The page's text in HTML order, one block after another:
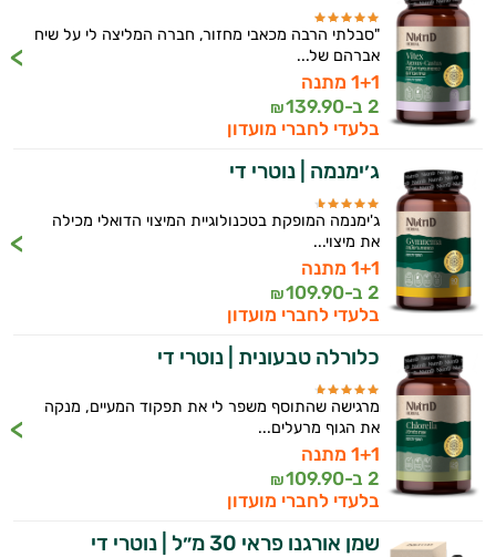
"סבלתי הרבה מכאבי מחזור, חברה המליצה לי על שיח
אברהם של...
1+1 מתנה
2 ב-
139.90
₪
בלעדי לחברי מועדון
ג׳ימנמה | נוטרי די
ג'ימנמה המופקת בטכנולוגיית המיצוי הדואלי מכילה
את מיצוי...
1+1 מתנה
2 ב-
109.90
₪
בלעדי לחברי מועדון
כלורלה טבעונית | נוטרי די
מרגישה שהתוסף משפר לי את תפקוד המעיים, מנקה
את הגוף מרעלים...
1+1 מתנה
2 ב-
109.90
₪
בלעדי לחברי מועדון
שמן אורגנו פראי 30 מ״ל | נוטרי די
יועץ בריאות אישי AI